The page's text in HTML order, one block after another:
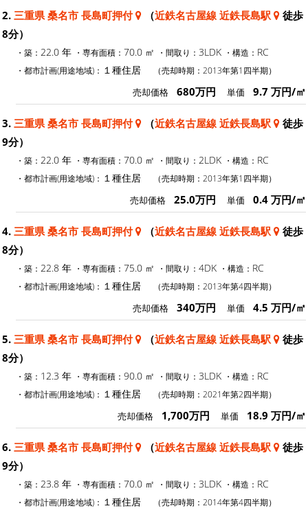
2. 三重県 桑名市 長島町押付 （近鉄名古屋線 近鉄長島駅
徒歩
8分）
・築： 22.0 年 ・専有面積： 70.0 ㎡ ・間取り： 3LDK ・構造： RC
・都市計画(用途地域)： １種住居 （売却時期：2013年第1四半期）
売却価格 680万円 単価 9.7 万円/㎡
3. 三重県 桑名市 長島町押付 （近鉄名古屋線 近鉄長島駅
徒歩
9分）
・築： 22.0 年 ・専有面積： 70.0 ㎡ ・間取り： 2LDK ・構造： RC
・都市計画(用途地域)： １種住居 （売却時期：2013年第1四半期）
売却価格 25.0万円 単価 0.4 万円/㎡
4. 三重県 桑名市 長島町押付 （近鉄名古屋線 近鉄長島駅
徒歩
8分）
・築： 22.8 年 ・専有面積： 75.0 ㎡ ・間取り： 4DK ・構造： RC
・都市計画(用途地域)： １種住居 （売却時期：2013年第4四半期）
売却価格 340万円 単価 4.5 万円/㎡
5. 三重県 桑名市 長島町押付 （近鉄名古屋線 近鉄長島駅
徒歩
8分）
・築： 12.3 年 ・専有面積： 90.0 ㎡ ・間取り： 3LDK ・構造： RC
・都市計画(用途地域)： １種住居 （売却時期：2021年第2四半期）
売却価格 1,700万円 単価 18.9 万円/㎡
6. 三重県 桑名市 長島町押付 （近鉄名古屋線 近鉄長島駅
徒歩
9分）
・築： 23.8 年 ・専有面積： 70.0 ㎡ ・間取り： 3LDK ・構造： RC
・都市計画(用途地域)： １種住居 （売却時期：2014年第4四半期）